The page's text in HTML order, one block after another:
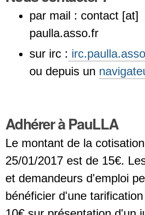
par mail : contact [at]
paulla.asso.fr
sur irc :
ou depuis un
Adhérer à PauLLA
Le montant de la
25/01/2017 est de 15€.
et demandeurs d'emploi
bénéficier d'une